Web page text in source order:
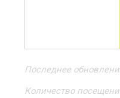
Последнее
Количество